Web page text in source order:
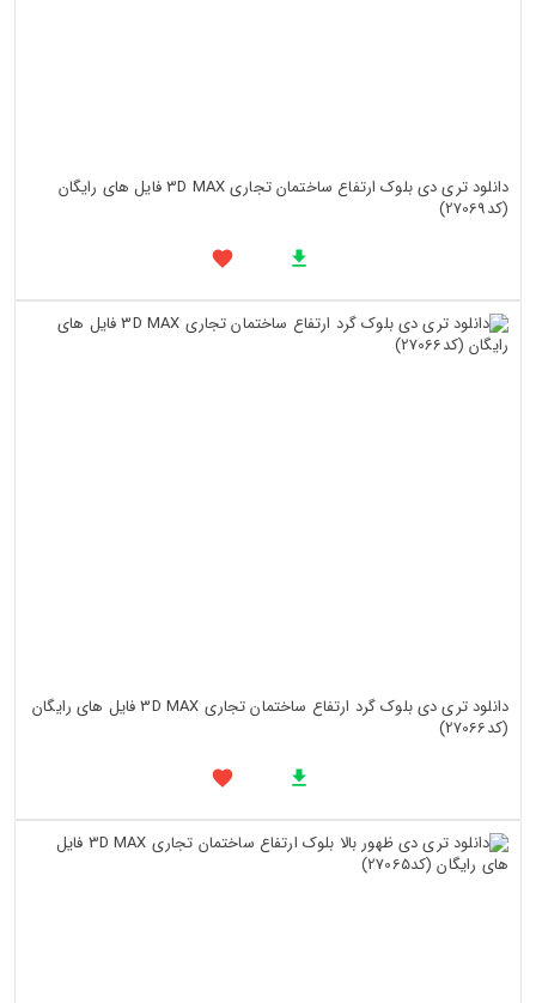
دانلود تری دی بلوک ارتفاع ساختمان تجاری 3D MAX فایل های رایگان
(کد27069)
دانلود تری دی بلوک گرد ارتفاع ساختمان تجاری 3D MAX فایل های رایگان
(کد27066)